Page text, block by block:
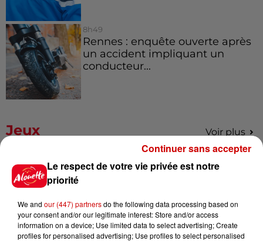
8h49
Rennes : enquête ouverte après
un accident impliquant un
conducteur...
Jeux Voir plus
Gagnez vos places pour le
festival Marché Gourmand 2026
Le respect de votre vie privée est notre
priorité
We and our (447) partnersdo the following data processing based on
your consent and/or our legitimate interest: Store and/or access
information on a device; Use limited data to select advertising; Create
profiles for personalised advertising; Use profiles to select personalised
Continuer sans accepter